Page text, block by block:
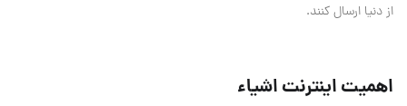
از دنیا ارسال کنند.
اهمیت اینترنت اشیاء